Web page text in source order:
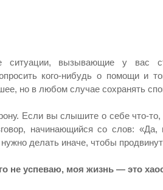
ситуации, вызывающие у вас
кого-нибудь о помощи и
но в любом случае сохранять
Если вы слышите о себе что-
начинающийся со слов: «Да,
делать иначе, чтобы
не успеваю, моя жизнь — это